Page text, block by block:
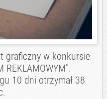
graficzny w konkursie
REKLAMOWYM".
10 dni otrzymał 38